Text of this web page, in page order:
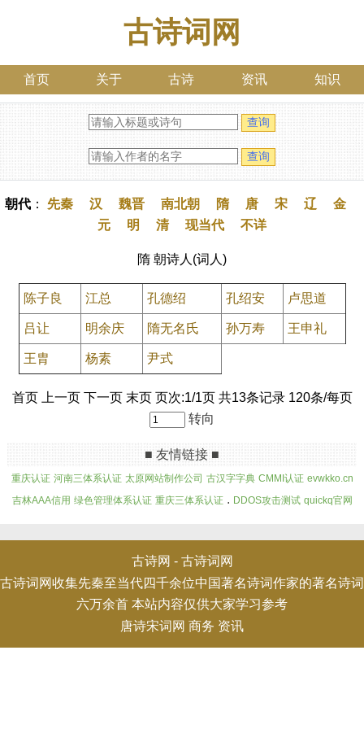
古诗词网
首页 关于 古诗 资讯 知识
朝代 ： 先秦 汉 魏晋 南北朝 隋 唐 宋 辽
金
元
明 清 现当代 不详
隋 朝诗人(词人)
陈子良 江总 孔德绍 孔绍安 卢思道
吕让 明余庆 隋无名氏 孙万寿 王申礼
王胄 杨素 尹式
首页 上一页 下一页 末页 页次:1/1页 共13条记录 120条/每页
转向
■ 友情链接 ■
重庆认证 河南三体系认证 太原网站制作公司 古汉字字典 CMMI认证 evwkko.cn
吉林AAA信用 绿色管理体系认证 重庆三体系认证 . DDOS攻击测试 quickq官网
古诗网 - 古诗词网
古诗词网收集先秦至当代四千余位中国著名诗词作家的著名诗词
六万余首 本站内容仅供大家学习参考
唐诗宋词网 商务 资讯